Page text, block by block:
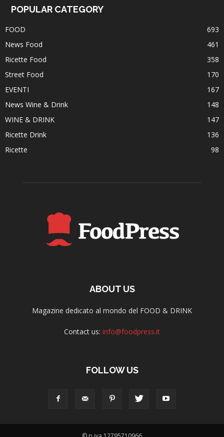
POPULAR CATEGORY
FOOD
693
News Food
461
Ricette Food
358
Street Food
170
EVENTI
167
News Wine & Drink
148
WINE & DRINK
147
Ricette Drink
136
Ricette
98
ABOUT US
Magazine dedicato al mondo del FOOD & DRINK
Contact us: info@foodpress.it
FOLLOW US